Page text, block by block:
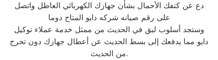
دع عن كتفك الأحمال بشأن جهازك الكهربائي العاطل واتصل
على رقم صيانه شركه دايو المتاح دوما
وستجد أسلوب لبق في الحديث من ممثل خدمة عملاء توكيل
دايو مما يدفعك إلى بسط الحديث عن أعطال جهازك دون تحرج
من الحديث.